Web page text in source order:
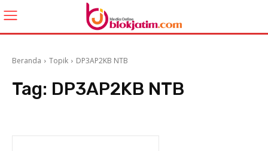
Beranda Topik DP3AP2KB NTB
Tag: DP3AP2KB NTB